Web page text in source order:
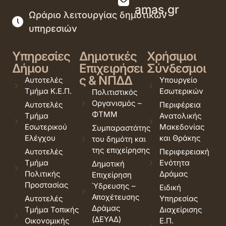
amas.gr
Ωράριο λειτουργίας δημοτικών
υπηρεσιών
Υπηρεσίες
Δήμου
Αυτοτελές
Τμήμα Κ.Ε.Π.
Αυτοτελές
Τμήμα
Εσωτερικού
Ελέγχου
Αυτοτελές
Τμήμα
Πολιτικής
Προστασίας
Αυτοτελές
Τμήμα Τοπικής
Οικονομικής
Δημοτικές
Επιχειρήσει
ς & ΝΠΔΔ
Πολιτιστικός
Οργανισμός –
ΦΤΜΜ
Συμπαραστάτης
του δημότη και
της επιχείρησης
Δημοτική
Επιχείρηση
Ύδρευσης –
Αποχέτευσης
Δράμας
(ΔΕΥΑΔ)
Χρήσιμοι
Σύνδεσμοι
Υπουργείο
Εσωτερικών
Περιφέρεια
Ανατολικής
Μακεδονίας
και Θράκης
Περιφερειακή
Ενότητα
Δράμας
Ειδική
Υπηρεσίας
Διαχείρισης
Ε.Π.